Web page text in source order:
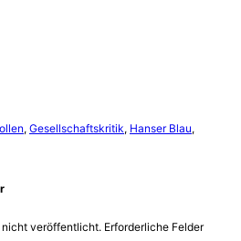
, Gesellschaftskritik, Hanser Blau
veröffentlicht. Erforderliche Felder